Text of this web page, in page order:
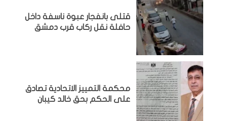
قتلى بانفجار عبوة ناسفة داخل
حافلة نقل ركاب قرب دمشق
محكمة التمييز الاتحادية تصادق
على الحكم بحق خالد كيبان